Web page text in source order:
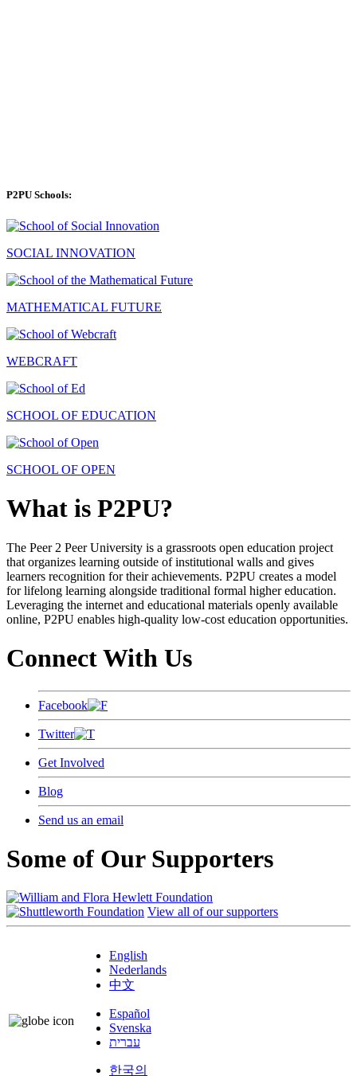
P2PU Schools:
SOCIAL INNOVATION
MATHEMATICAL FUTURE
WEBCRAFT
SCHOOL OF EDUCATION
SCHOOL OF OPEN
What is P2PU?
The Peer 2 Peer University is a grassroots open education project
that organizes learning outside of institutional walls and gives
learners recognition for their achievements. P2PU creates a model
for lifelong learning alongside traditional formal higher education.
Leveraging the internet and educational materials openly available
online, P2PU enables high-quality low-cost education opportunities.
Connect With Us
Facebook
Twitter
Get Involved
Blog
Send us an email
Some of Our Supporters
View all of our supporters
English
Nederlands
中文
Español
Svenska
עברית
한국의